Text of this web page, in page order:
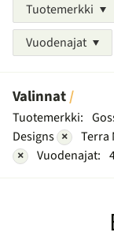
Tuotemerkki
Vuodenajat
Valinnat
Tuotemerkki:
Designs × Terra
×
Vuodenajat: